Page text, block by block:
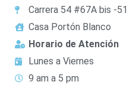
Carrera 54 #67A bis -51
Casa Portón Blanco
Horario de Atención
Lunes a Viernes
9 am a 5 pm